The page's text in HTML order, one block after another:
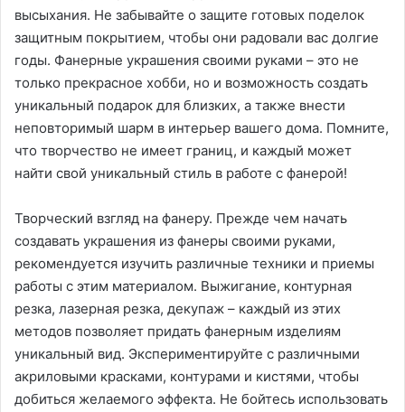
высыхания. Не забывайте о защите готовых поделок
защитным покрытием, чтобы они радовали вас долгие
годы. Фанерные украшения своими руками – это не
только прекрасное хобби, но и возможность создать
уникальный подарок для близких, а также внести
неповторимый шарм в интерьер вашего дома. Помните,
что творчество не имеет границ, и каждый может
найти свой уникальный стиль в работе с фанерой!
Творческий взгляд на фанеру. Прежде чем начать
создавать украшения из фанеры своими руками,
рекомендуется изучить различные техники и приемы
работы с этим материалом. Выжигание, контурная
резка, лазерная резка, декупаж – каждый из этих
методов позволяет придать фанерным изделиям
уникальный вид. Экспериментируйте с различными
акриловыми красками, контурами и кистями, чтобы
добиться желаемого эффекта. Не бойтесь использовать